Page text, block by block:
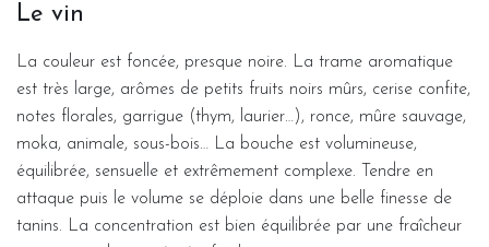
Le vin
La couleur est foncée, presque noire. La trame aromatique
est très large, arômes de petits fruits noirs mûrs, cerise confite,
notes florales, garrigue (thym, laurier…), ronce, mûre sauvage,
moka, animale, sous-bois… La bouche est volumineuse,
équilibrée, sensuelle et extrêmement complexe. Tendre en
attaque puis le volume se déploie dans une belle finesse de
tanins. La concentration est bien équilibrée par une fraîcheur